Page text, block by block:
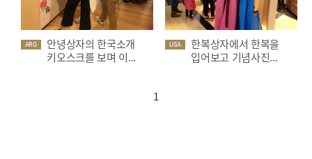
ARG
안녕상자의 한국소개
키오스크를 보며 이...
USA
한복상자에서 한복을
입어보고 기념사진...
1